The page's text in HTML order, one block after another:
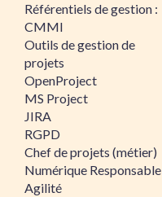
Référentiels de gestion :
CMMI
Outils de gestion de
projets
OpenProject
MS Project
JIRA
RGPD
Chef de projets (métier)
Numérique Responsable
Agilité